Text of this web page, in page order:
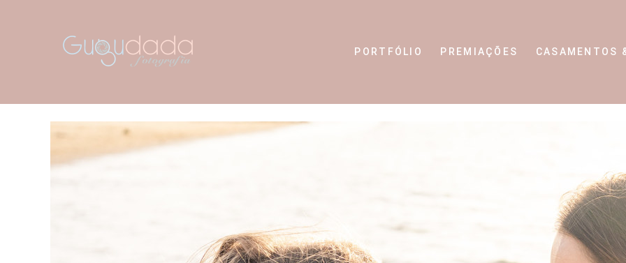
PORTFÓLIO PREMIAÇÕES CASAMENTOS